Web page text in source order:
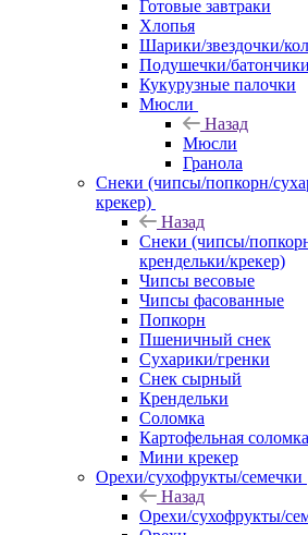
Готовые завтраки
Хлопья
Шарики/звездочки/
Подушечки/батончики
Кукурузные палочки
Мюсли
Назад
Мюсли
Гранола
Снеки (чипсы/попкорн/
крекер)
Назад
Снеки (чипсы/
крендельки/крекер)
Чипсы весовые
Чипсы фасованные
Попкорн
Пшеничный снек
Сухарики/гренки
Снек сырный
Крендельки
Соломка
Картофельная соломка
Мини крекер
Орехи/сухофрукты/семечки
Назад
Орехи/сухофрукты/